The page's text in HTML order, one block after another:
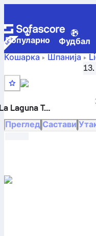
Популарно Фудбал
Кошарка
Шпанија
Канаријас против
директни сусрети,
La Laguna Tenerife
Преглед Састави